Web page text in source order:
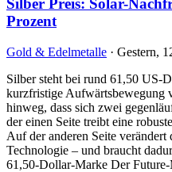
Silber Preis: Solar-
Prozent
Gold & Edelmetalle · Gestern,
Silber steht bei rund 61,50 US-
kurzfristige Aufwärtsbewegung
hinweg, dass sich zwei
der einen Seite treibt eine
Auf der anderen Seite
Technologie – und braucht
61,50-Dollar-Marke Der